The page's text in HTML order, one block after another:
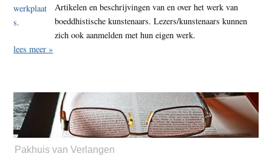
Artikelen en beschrijvingen van en over het werk van
boeddhistische kunstenaars. Lezers/kunstenaars kunnen
zich ook aanmelden met hun eigen werk.
lees meer »
Pakhuis van Verlangen